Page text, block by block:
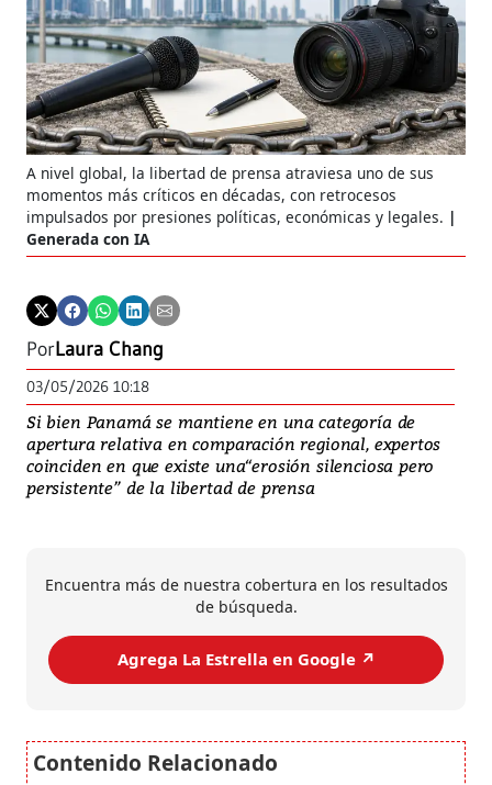
A nivel global, la libertad de prensa atraviesa uno de sus
momentos más críticos en décadas, con retrocesos
impulsados por presiones políticas, económicas y legales.
Generada con IA
PorLaura Chang
03/05/2026 10:18
Si bien Panamá se mantiene en una categoría de
apertura relativa en comparación regional, expertos
coinciden en que existe una“erosión silenciosa pero
persistente” de la libertad de prensa
Encuentra más de nuestra cobertura en los resultados
de búsqueda.
Agrega La Estrella en Google ↗️